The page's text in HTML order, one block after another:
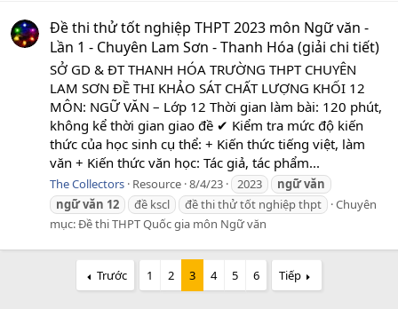
Đề thi thử tốt nghiệp THPT 2023 môn Ngữ văn -
Lần 1 - Chuyên Lam Sơn - Thanh Hóa (giải chi tiết)
SỞ GD & ĐT THANH HÓA TRƯỜNG THPT CHUYÊN
LAM SƠN ĐỀ THI KHẢO SÁT CHẤT LƯỢNG KHỐI 12
MÔN: NGỮ VĂN – Lớp 12 Thời gian làm bài: 120 phút,
không kể thời gian giao đề ✔ Kiểm tra mức độ kiến
thức của học sinh cụ thể: + Kiến thức tiếng việt, làm
văn + Kiến thức văn học: Tác giả, tác phẩm...
The Collectors Resource 8/4/23 2023 ngữvăn
ngữvăn 12 đề kscl đề thi thử tốt nghiệp thpt
Chuyên
mục:Đề thi THPT Quốc gia môn Ngữ văn
Trước 1 2 3 4 5 6 Tiếp